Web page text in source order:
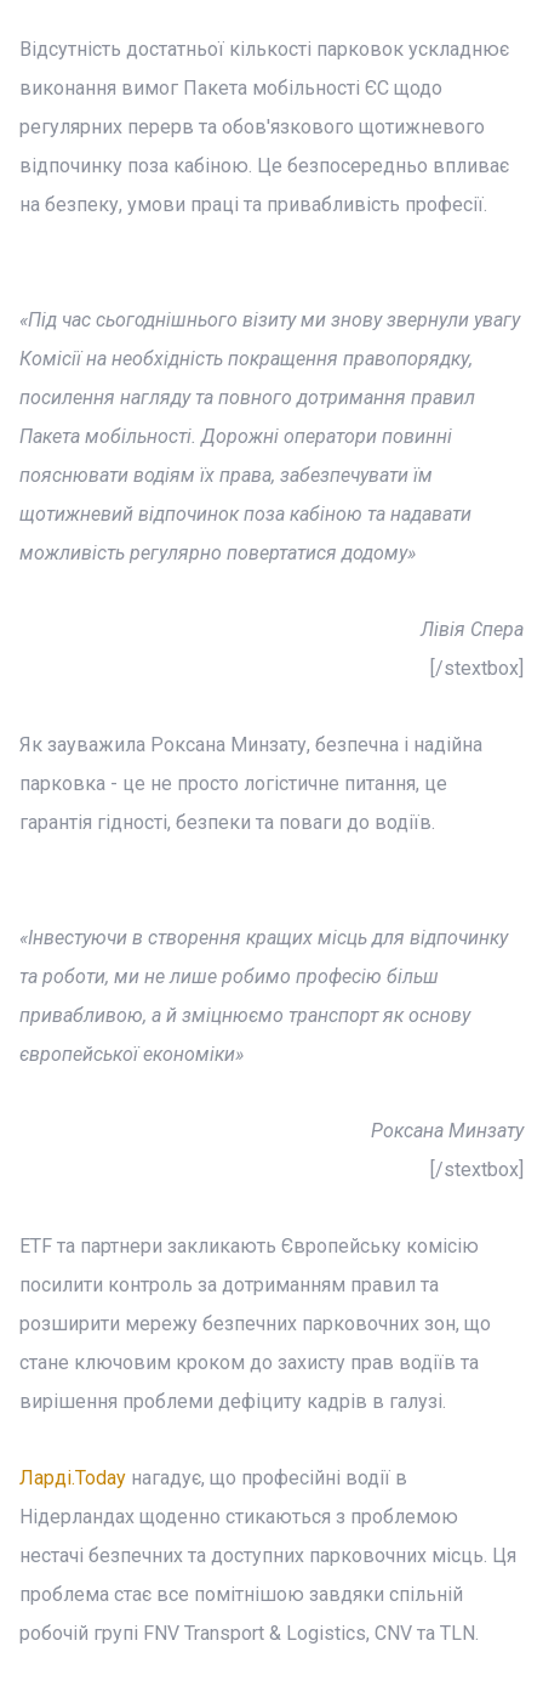
Відсутність достатньої кількості парковок ускладнює
виконання вимог Пакета мобільності ЄС щодо
регулярних перерв та обов'язкового щотижневого
відпочинку поза кабіною. Це безпосередньо впливає
на безпеку, умови праці та привабливість професії.
«Під час сьогоднішнього візиту ми знову звернули увагу
Комісії на необхідність покращення правопорядку,
посилення нагляду та повного дотримання правил
Пакета мобільності. Дорожні оператори повинні
пояснювати водіям їх права, забезпечувати їм
щотижневий відпочинок поза кабіною та надавати
можливість регулярно повертатися додому»
Лівія Спера
[/stextbox]
Як зауважила Роксана Минзату, безпечна і надійна
парковка - це не просто логістичне питання, це
гарантія гідності, безпеки та поваги до водіїв.
«Інвестуючи в створення кращих місць для відпочинку
та роботи, ми не лише робимо професію більш
привабливою, а й зміцнюємо транспорт як основу
європейської економіки»
Роксана Минзату
[/stextbox]
ETF та партнери закликають Європейську комісію
посилити контроль за дотриманням правил та
розширити мережу безпечних парковочних зон, що
стане ключовим кроком до захисту прав водіїв та
вирішення проблеми дефіциту кадрів в галузі.
Ларді.Today нагадує, що професійні водії в
Нідерландах щоденно стикаються з проблемою
нестачі безпечних та доступних парковочних місць. Ця
проблема стає все помітнішою завдяки спільній
робочій групі FNV Transport & Logistics, CNV та TLN.